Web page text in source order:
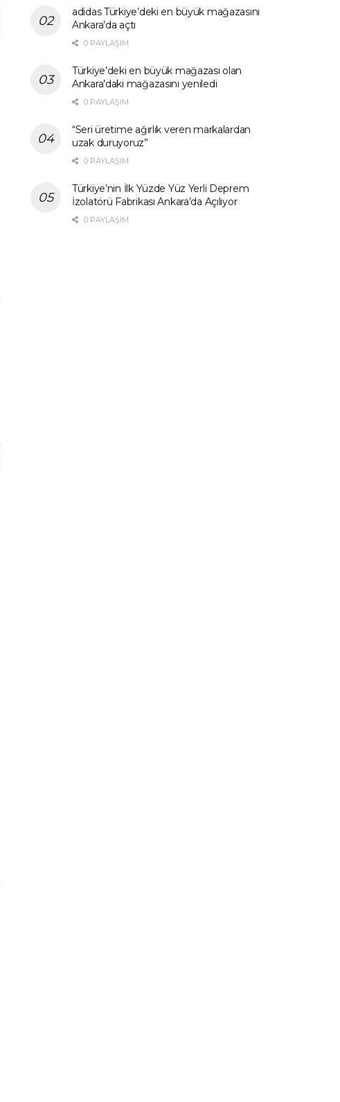
adidas Türkiye’deki en büyük mağazasını
Ankara’da açtı
0 PAYLAŞIM
Türkiye’deki en büyük mağazası olan
Ankara’daki mağazasını yeniledi
0 PAYLAŞIM
“Seri üretime ağırlık veren markalardan
uzak duruyoruz”
0 PAYLAŞIM
Türkiye’nin İlk Yüzde Yüz Yerli Deprem
İzolatörü Fabrikası Ankara’da Açılıyor
0 PAYLAŞIM